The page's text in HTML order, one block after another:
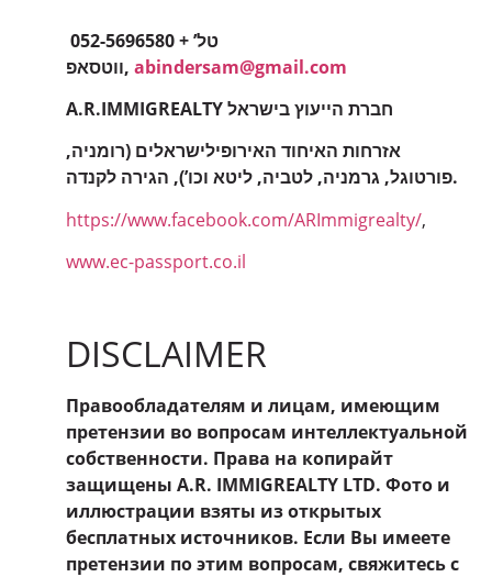
052-5696580 טל’ +
ווטסאפ, abindersam@gmail.com
A.R.IMMIGREALTY חברת הייעוץ בישראל
אזרחות האיחוד האירופילישראלים (רומניה,
פורטוגל, גרמניה, לטביה, ליטא וכו’), הגירה לקנדה.
https://www.facebook.com/ARImmigrealty/,
www.ec-passport.co.il
DISCLAIMER
Правообладателям и лицам, имеющим
претензии во вопросам интеллектуальной
собственности. Права на копирайт
защищены A.R. IMMIGREALTY LTD. Фото и
иллюстрации взяты из открытых
бесплатных источников. Если Вы имеете
претензии по этим вопросам, свяжитесь с